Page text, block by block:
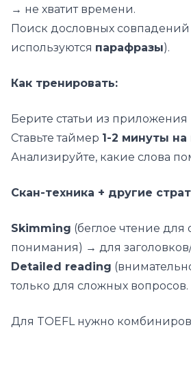
→ не хватит времени.
Поиск дословных совпадений
используются парафразы).
Как тренировать:
Берите статьи из приложения
Ставьте таймер 1-2 минуты на
Анализируйте, какие слова
Скан-техника + другие
Skimming (беглое чтение для
понимания) → для
Detailed reading
только для сложных вопросов.
Для TOEFL нужно